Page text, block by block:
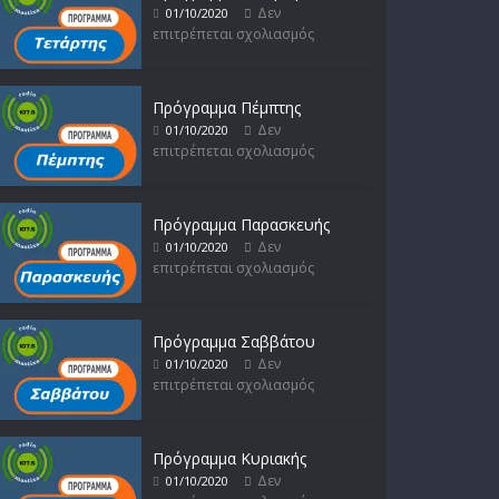
01/10/2020
Δεν
επιτρέπεται σχολιασμός
Πρόγραμμα Πέμπτης
01/10/2020
Δεν
επιτρέπεται σχολιασμός
Πρόγραμμα Παρασκευής
01/10/2020
Δεν
επιτρέπεται σχολιασμός
Πρόγραμμα Σαββάτου
01/10/2020
Δεν
επιτρέπεται σχολιασμός
Πρόγραμμα Κυριακής
01/10/2020
Δεν